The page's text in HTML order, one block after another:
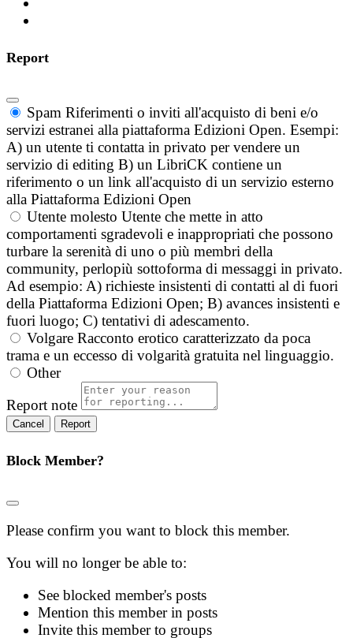
Report
Spam Riferimenti o inviti all'acquisto di beni e/o
servizi estranei alla piattaforma Edizioni Open. Esempi:
A) un utente ti contatta in privato per vendere un
servizio di editing B) un LibriCK contiene un
riferimento o un link all'acquisto di un servizio esterno
alla Piattaforma Edizioni Open
Utente molesto Utente che mette in atto
comportamenti sgradevoli e inappropriati che possono
turbare la serenità di uno o più membri della
community, perlopiù sottoforma di messaggi in privato.
Ad esempio: A) richieste insistenti di contatti al di fuori
della Piattaforma Edizioni Open; B) avances insistenti e
fuori luogo; C) tentativi di adescamento.
Volgare Racconto erotico caratterizzato da poca
trama e un eccesso di volgarità gratuita nel linguaggio.
Other
Report note
Report
Block Member?
Please confirm you want to block this member.
You will no longer be able to:
See blocked member's posts
Mention this member in posts
Invite this member to groups